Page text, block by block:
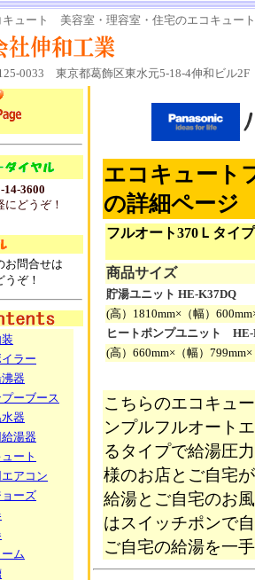
キュート 美容室・理容室・住宅のエコキュー
0033 東京都葛飾区東水元5-18-4伸和ビル
14-3600
にどうぞ！
お問合せは
うぞ！
ラー
器
ーブース
器
湯器
ート
アコン
ーズ
ム
エコキュート
の詳細ページ
フルオート370Ｌタイプ
商品サイズ
貯湯ユニット HE-K37DQ
(高）1810mm×（幅）
ヒートポンプユニット HE-
(高）660mm×（幅）
こちらのエコキュ
ンプルフルオート
るタイプで給湯圧
様のお店とご自宅
給湯とご自宅のお
はスイッチポンで
ご自宅の給湯を一